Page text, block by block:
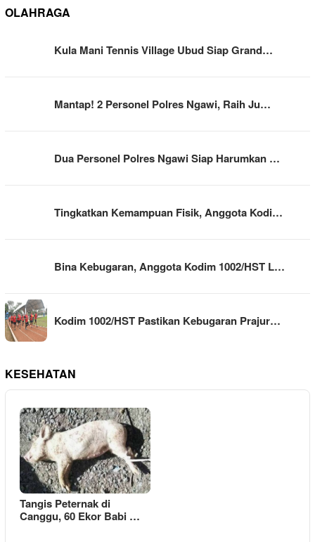
OLAHRAGA
Kula Mani Tennis Village Ubud Siap Grand…
Mantap! 2 Personel Polres Ngawi, Raih Ju…
Dua Personel Polres Ngawi Siap Harumkan …
Tingkatkan Kemampuan Fisik, Anggota Kodi…
Bina Kebugaran, Anggota Kodim 1002/HST L…
Kodim 1002/HST Pastikan Kebugaran Prajur…
KESEHATAN
Tangis Peternak di
Canggu, 60 Ekor Babi …